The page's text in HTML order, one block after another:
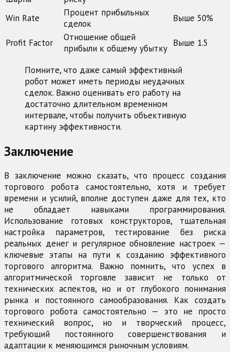
Win Rate
Процент прибыльных
сделок
Выше 50%
Profit Factor
Отношение общей
прибыли к общему убытку Выше 1.5
Помните, что даже самый эффективный
робот может иметь периоды неудачных
сделок. Важно оценивать его работу на
достаточно длительном временном
интервале, чтобы получить объективную
картину эффективности.
Заключение
В заключение можно сказать, что процесс создания
торгового робота самостоятельно, хотя и требует
времени и усилий, вполне доступен даже для тех, кто
не обладает навыками программирования.
Использование готовых конструкторов, тщательная
настройка параметров, тестирование без риска
реальных денег и регулярное обновление настроек —
ключевые этапы на пути к созданию эффективного
торгового алгоритма. Важно помнить, что успех в
алгоритмической торговле зависит не только от
технических аспектов, но и от глубокого понимания
рынка и постоянного самообразования. Как создать
торгового робота самостоятельно — это не просто
технический вопрос, но и творческий процесс,
требующий постоянного совершенствования и
адаптации к меняющимся рыночным условиям.